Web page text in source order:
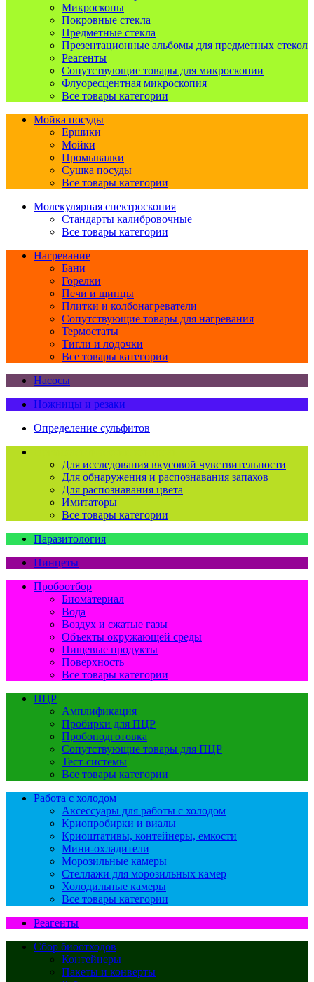
Микроскопы
Покровные стекла
Предметные стекла
Презентационные альбомы для предметных стекол
Реагенты
Сопутствующие товары для микроскопии
Флуоресцентная микроскопия
Все товары категории
Мойка посуды
Ершики
Мойки
Промывалки
Сушка посуды
Все товары категории
Молекулярная спектроскопия
Стандарты калибровочные
Все товары категории
Нагревание
Бани
Горелки
Печи и щипцы
Плитки и колбонагреватели
Сопутствующие товары для нагревания
Термостаты
Тигли и лодочки
Все товары категории
Насосы
Ножницы и резаки
Определение сульфитов
Для исследования вкусовой чувствительности
Для обнаружения и распознавания запахов
Для распознавания цвета
Имитаторы
Все товары категории
Паразитология
Пинцеты
Пробоотбор
Биоматериал
Вода
Воздух и сжатые газы
Объекты окружающей среды
Пищевые продукты
Поверхность
Все товары категории
ПЦР
Амплификация
Пробирки для ПЦР
Пробоподготовка
Сопутствующие товары для ПЦР
Тест-системы
Все товары категории
Работа с холодом
Аксессуары для работы с холодом
Криопробирки и виалы
Криоштативы, контейнеры, емкости
Мини-охладители
Морозильные камеры
Стеллажи для морозильных камер
Холодильные камеры
Все товары категории
Реагенты
Сбор биоотходов
Контейнеры
Пакеты и конверты